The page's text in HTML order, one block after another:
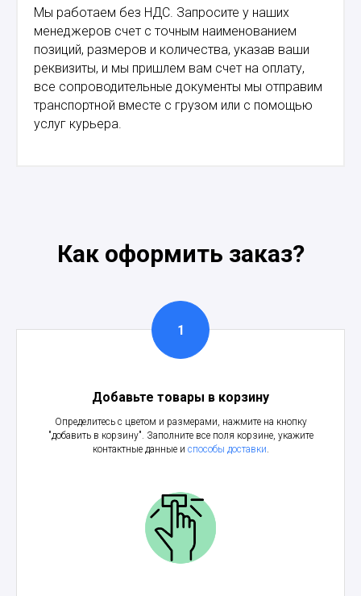
Мы работаем без НДС. Запросите у наших
менеджеров счет с точным наименованием
позиций, размеров и количества, указав ваши
реквизиты, и мы пришлем вам счет на оплату,
все сопроводительные документы мы отправим
транспортной вместе с грузом или с помощью
услуг курьера.
Как оформить заказ?
Добавьте товары в корзину
Определитесь с цветом и размерами, нажмите на кнопку
"добавить в корзину". Заполните все поля корзине, укажите
контактные данные и способы доставки.